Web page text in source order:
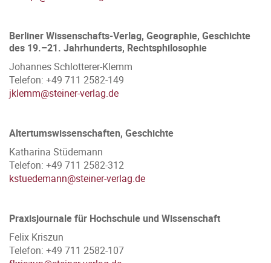
Berliner Wissenschafts-Verlag, Geographie, Geschichte
des 19.–21. Jahrhunderts, Rechtsphilosophie
Johannes Schlotterer-Klemm
Telefon: +49 711 2582-149
jklemm@steiner-verlag.de
Altertumswissenschaften, Geschichte
Katharina Stüdemann
Telefon: +49 711 2582-312
kstuedemann@steiner-verlag.de
Praxisjournale für Hochschule und Wissenschaft
Felix Kriszun
Telefon: +49 711 2582-107